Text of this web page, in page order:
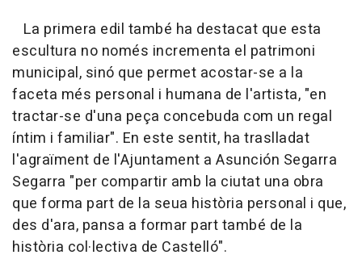
La primera edil també ha destacat que esta
escultura no només incrementa el patrimoni
municipal, sinó que permet acostar-se a la
faceta més personal i humana de l'artista, "en
tractar-se d'una peça concebuda com un regal
íntim i familiar". En este sentit, ha traslladat
l'agraïment de l'Ajuntament a Asunción Segarra
Segarra "per compartir amb la ciutat una obra
que forma part de la seua història personal i que,
des d'ara, pansa a formar part també de la
història col·lectiva de Castelló".